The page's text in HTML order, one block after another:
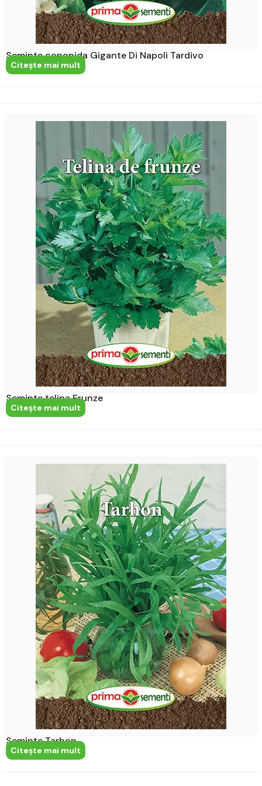
Seminte conopida Gigante Di Napoli Tardivo
Citeşte mai mult
Seminte telina Frunze
Citeşte mai mult
Seminte Tarhon
Citeşte mai mult